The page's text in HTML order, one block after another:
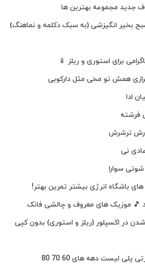
جدید مجموعه بهترین ها
بخیر انگیزشی (به سبک دکلمه و نماهنگ)
برای استوری و ریلز 📱
همش تو مخی مثل دارکوبی
ادا
فرشته
رش ترشرش
نی
سوارا
باشگاه انرژی بیشتر تمرین بهتر!
🎵 موزیک‌ های معروف و چالشی فانک
شدن در اکسپلور (ریلز و استوری) بدون کپی
لیست دهه های 60 70 80